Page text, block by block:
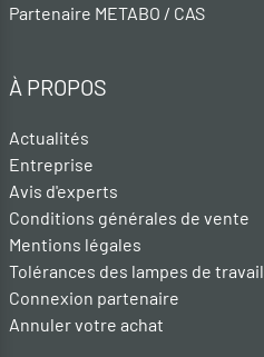
Partenaire METABO / CAS
À PROPOS
Actualités
Entreprise
Avis d'experts
Conditions générales de vente
Mentions légales
Tolérances des lampes de travail
Connexion partenaire
Annuler votre achat